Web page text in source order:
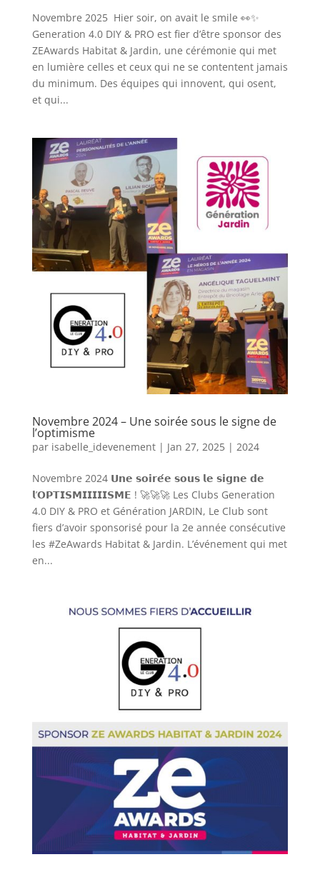
Novembre 2025 Hier soir, on avait le smile 👀✨
Generation 4.0 DIY & PRO est fier d’être sponsor des
ZEAwards Habitat & Jardin, une cérémonie qui met
en lumière celles et ceux qui ne se contentent jamais
du minimum. Des équipes qui innovent, qui osent,
et qui...
Novembre 2024 – Une soirée sous le signe de
l’optimisme
par isabelle_idevenement| Jan 27, 2025| 2024
Novembre 2024 𝗨𝗻𝗲 𝘀𝗼𝗶𝗿𝗲́𝗲 𝘀𝗼𝘂𝘀 𝗹𝗲 𝘀𝗶𝗴𝗻𝗲 𝗱𝗲
𝗹’𝗢𝗣𝗧𝗜𝗦𝗠𝗜𝗜𝗜𝗜𝗜𝗦𝗠𝗘 ! 🚀🚀🚀 Les Clubs Generation
4.0 DIY & PRO et Génération JARDIN, Le Club sont
fiers d’avoir sponsorisé pour la 2e année consécutive
les #ZeAwards Habitat & Jardin. L’événement qui met
en...